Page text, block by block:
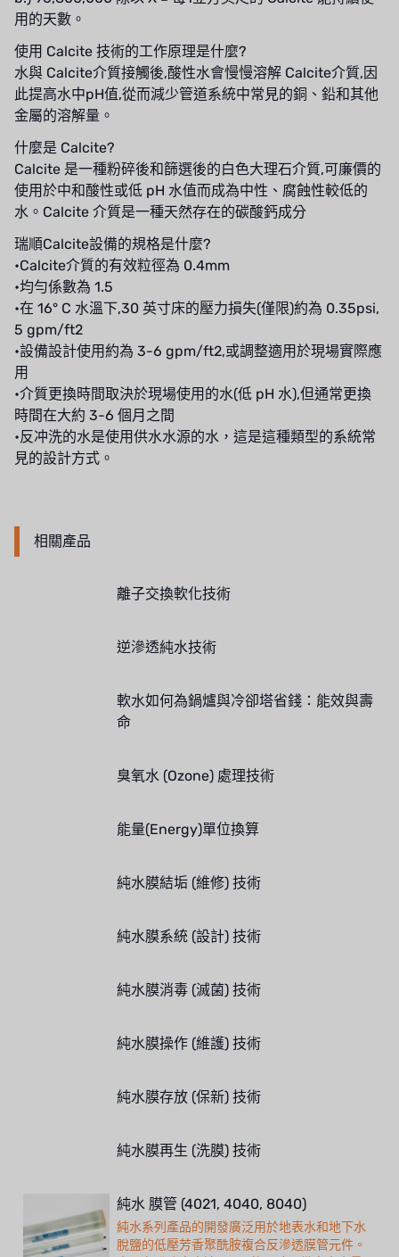
OLTREMARE
NIPCON
TROCHOID
國產
EGO
KATO
LECIP
ATS
JACOBI
WAVE CYBER
BOSCHINI
WL
用的天數。
使用 Calcite 技術的工作原理是什麼?
水與 Calcite介質接觸後,酸性水會慢慢溶解 Calcite介質,因
此提高水中pH值,從而減少管道系統中常見的銅、鉛和其他
金屬的溶解量。
什麼是 Calcite?
Calcite 是一種粉碎後和篩選後的白色大理石介質,可廉價的
使用於中和酸性或低 pH 水值而成為中性、腐蝕性較低的
水。Calcite 介質是一種天然存在的碳酸鈣成分
瑞順Calcite設備的規格是什麼?
•Calcite介質的有效粒徑為 0.4mm
•均勻係數為 1.5
•在 16° C 水溫下,30 英寸床的壓力損失(僅限)約為 0.35psi,
5 gpm/ft2
•設備設計使用約為 3-6 gpm/ft2,或調整適用於現場實際應
用
•介質更換時間取決於現場使用的水(低 pH 水),但通常更換
時間在大約 3-6 個月之間
•反冲洗的水是使用供水水源的水，這是這種類型的系統常
見的設計方式。
相關產品
離子交換軟化技術
逆滲透純水技術
軟水如何為鍋爐與冷卻塔省錢：能效與壽
命
臭氧水 (Ozone) 處理技術
能量(Energy)單位換算
純水膜結垢 (維修) 技術
純水膜系統 (設計) 技術
純水膜消毒 (滅菌) 技術
純水膜操作 (維護) 技術
純水膜存放 (保新) 技術
純水膜再生 (洗膜) 技術
純水 膜管 (4021, 4040, 8040)
純水系列產品的開發廣泛用於地表水和地下水
脫鹽的低壓芳香聚酰胺複合反滲透膜管元件。